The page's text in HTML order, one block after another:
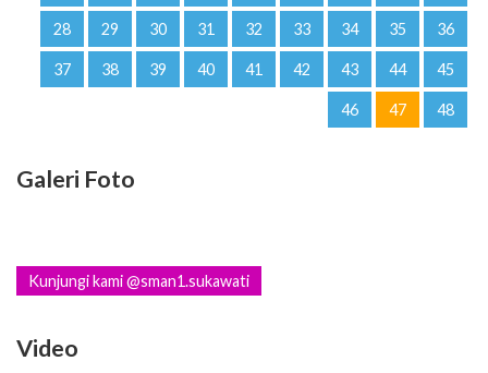
28 29 30 31 32 33 34 35 36
37 38 39 40 41 42 43 44 45
46 47 48
Galeri Foto
Kunjungi kami @sman1.sukawati
Video